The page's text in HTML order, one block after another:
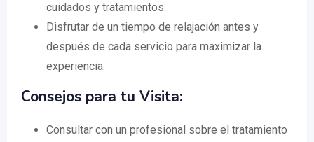
cuidados y tratamientos.
Disfrutar de un tiempo de relajación antes y
después de cada servicio para maximizar la
experiencia.
Consejos para tu Visita:
Consultar con un profesional sobre el tratamiento